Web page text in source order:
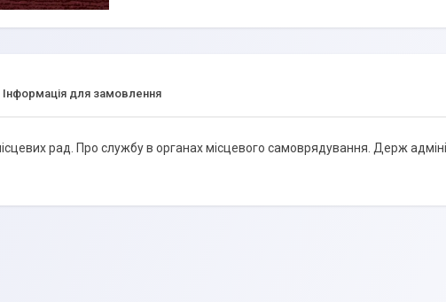
Інформація для замовлення
рад. Про службу в органах місцевого самоврядування. Держ